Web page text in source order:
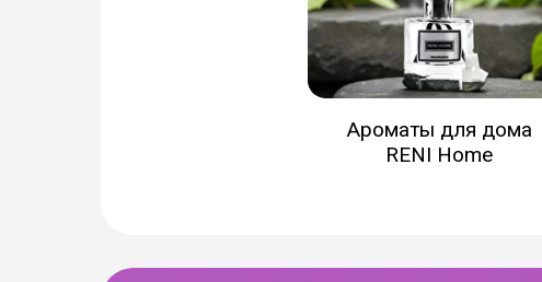
Ароматы для дома
RENI Home